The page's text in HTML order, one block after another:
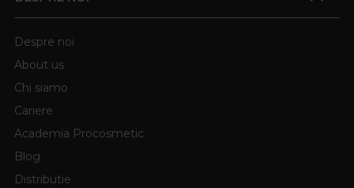
Despre noi
About us
Chi siamo
Cariere
Academia Procosmetic
Blog
Distributie